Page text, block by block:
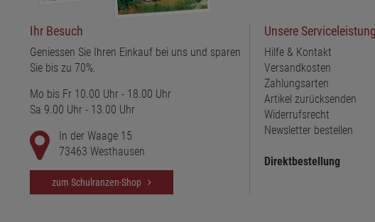
Ihr Besuch
Geniessen Sie Ihren Einkauf bei uns und sparen
Sie bis zu 70%.
Mo bis Fr 10.00 Uhr - 18.00 Uhr
Sa 9.00 Uhr - 13.00 Uhr
In der Waage 15
73463 Westhausen
zum Schulranzen-Shop
Unsere
Hilfe & Kontakt
Versandkosten
Zahlungsarten
Artikel zurücksenden
Widerrufsrecht
Newsletter bestellen
Direktbestellung